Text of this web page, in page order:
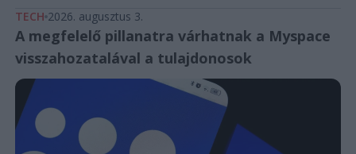
TECH 2026. augusztus 3.
A megfelelő pillanatra várhatnak a Myspace
visszahozatalával a tulajdonosok